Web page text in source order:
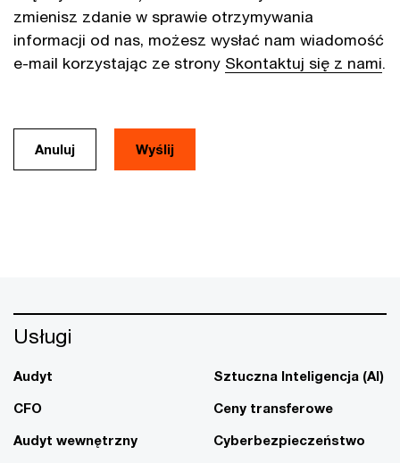
zmienisz zdanie w sprawie otrzymywania
informacji od nas, możesz wysłać nam wiadomość
e-mail korzystając ze strony Skontaktuj się z nami.
Anuluj
Usługi
Audyt
CFO
Audyt wewnętrzny
Sztuczna Inteligencja (AI)
Ceny transferowe
Cyberbezpieczeństwo